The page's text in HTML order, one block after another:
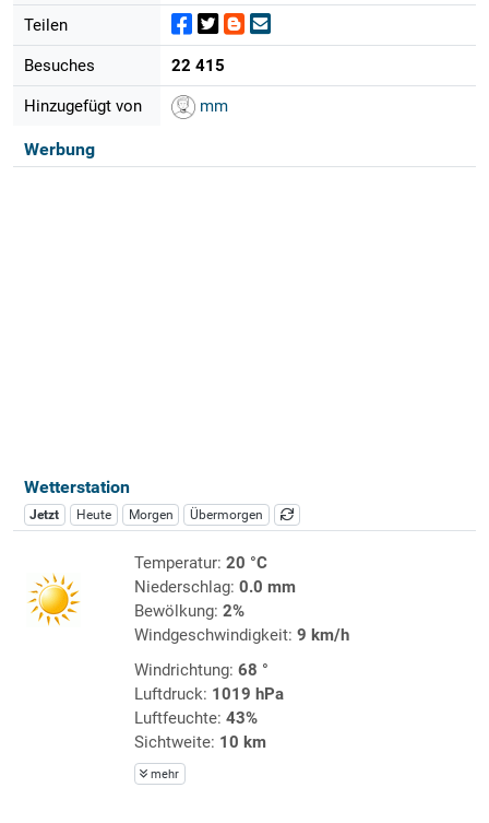
Teilen
Besuches 22 415
Hinzugefügt von mm
Werbung
Wetterstation
Jetzt Heute Morgen Übermorgen
Temperatur: 20 °C
Niederschlag: 0.0 mm
Bewölkung: 2%
Windgeschwindigkeit: 9 km/h
Windrichtung: 68 °
Luftdruck: 1019 hPa
Luftfeuchte: 43%
Sichtweite: 10 km
mehr